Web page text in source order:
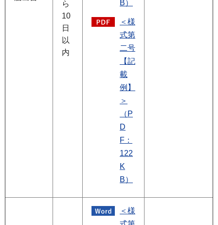
ら
10
日
以
内
B）
＜様
式第
二号
【記
載
例】
＞
（P
D
F：
122
K
B）
＜様